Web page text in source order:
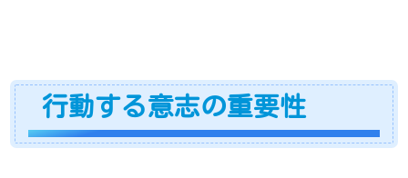
行動する意志の重要性